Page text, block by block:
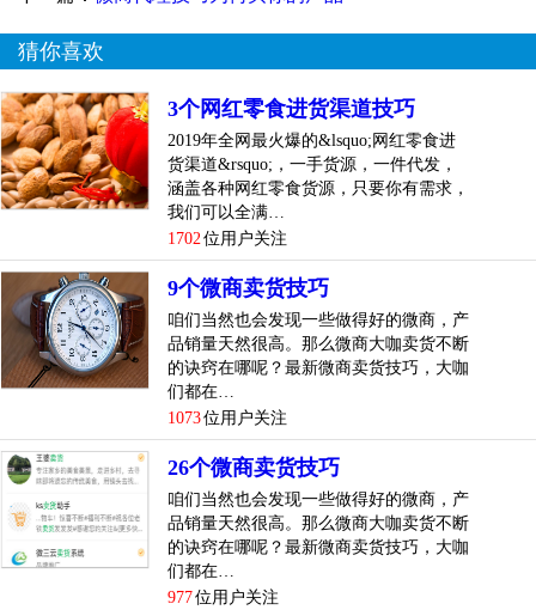
猜你喜欢
3个网红零食进货渠道技巧
2019年全网最火爆的&lsquo;网红零食进
货渠道&rsquo;，一手货源，一件代发，
涵盖各种网红零食货源，只要你有需求，
我们可以全满…
1702 位用户关注
9个微商卖货技巧
咱们当然也会发现一些做得好的微商，产
品销量天然很高。那么微商大咖卖货不断
的诀窍在哪呢？最新微商卖货技巧，大咖
们都在…
1073位用户关注
26个微商卖货技巧
咱们当然也会发现一些做得好的微商，产
品销量天然很高。那么微商大咖卖货不断
的诀窍在哪呢？最新微商卖货技巧，大咖
们都在…
977位用户关注